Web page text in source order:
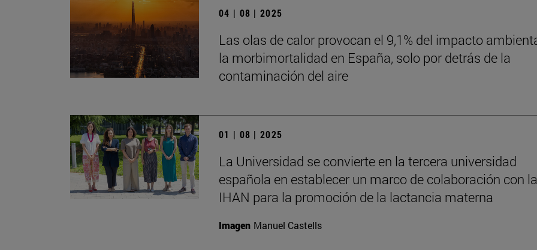
04 | 08 | 2025
Las olas de calor provocan el 9,1% del impacto
la morbimortalidad en España, solo por detrás de la
contaminación del aire
01 | 08 | 2025
La Universidad se convierte en la tercera universidad
española en establecer un marco de colaboración con la
IHAN para la promoción de la lactancia materna
Imagen Manuel Castells